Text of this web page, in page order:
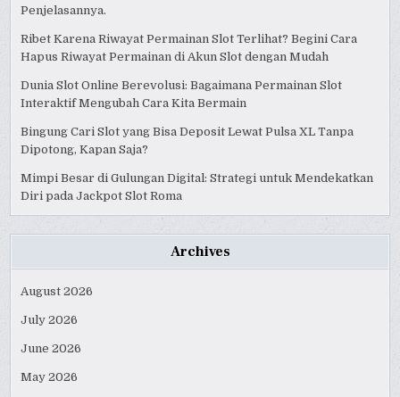
Penjelasannya.
Ribet Karena Riwayat Permainan Slot Terlihat? Begini Cara
Hapus Riwayat Permainan di Akun Slot dengan Mudah
Dunia Slot Online Berevolusi: Bagaimana Permainan Slot
Interaktif Mengubah Cara Kita Bermain
Bingung Cari Slot yang Bisa Deposit Lewat Pulsa XL Tanpa
Dipotong, Kapan Saja?
Mimpi Besar di Gulungan Digital: Strategi untuk Mendekatkan
Diri pada Jackpot Slot Roma
Archives
August 2026
July 2026
June 2026
May 2026